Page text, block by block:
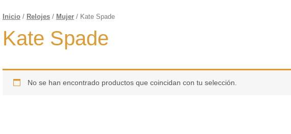
Inicio/ Relojes/ Mujer/ Kate Spade
Kate Spade
No se han encontrado productos que coincidan con tu selección.